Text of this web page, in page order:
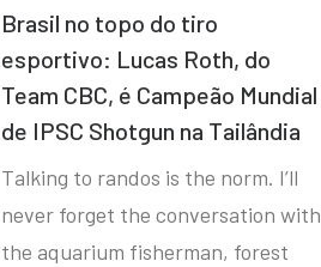
Brasil no topo do tiro
esportivo: Lucas Roth, do
Team CBC, é Campeão Mundial
de IPSC Shotgun na Tailândia
Talking to randos is the norm. I’ll
never forget the conversation with
the aquarium fisherman, forest